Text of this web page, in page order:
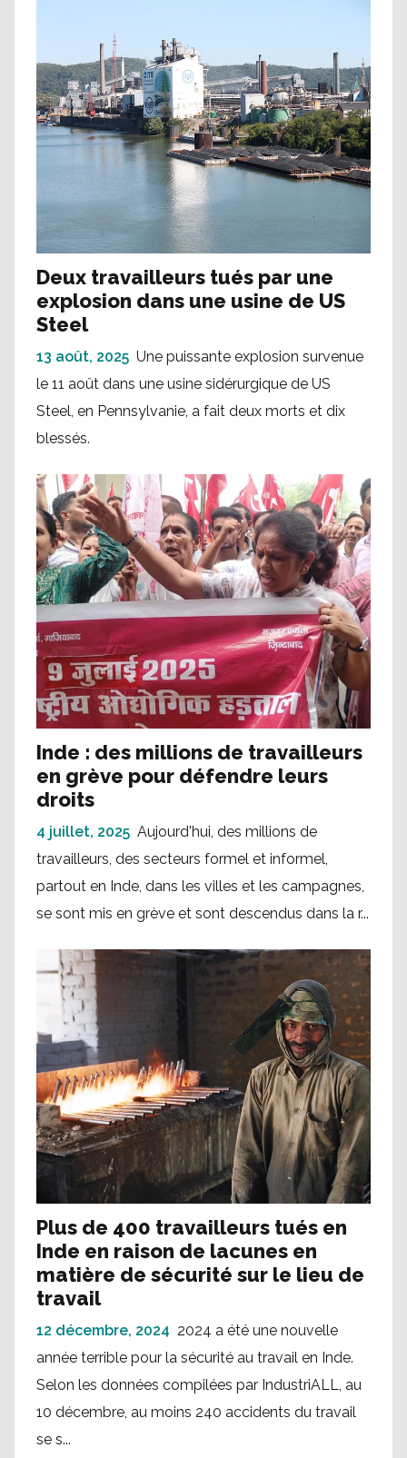
Deux travailleurs tués par une
explosion dans une usine de US
Steel
13 août, 2025 Une puissante explosion survenue
le 11 août dans une usine sidérurgique de US
Steel, en Pennsylvanie, a fait deux morts et dix
blessés.
Inde : des millions de travailleurs
en grève pour défendre leurs
droits
4 juillet, 2025 Aujourd'hui, des millions de
travailleurs, des secteurs formel et informel,
partout en Inde, dans les villes et les campagnes,
se sont mis en grève et sont descendus dans la r...
Plus de 400 travailleurs tués en
Inde en raison de lacunes en
matière de sécurité sur le lieu de
travail
12 décembre, 2024 2024 a été une nouvelle
année terrible pour la sécurité au travail en Inde.
Selon les données compilées par IndustriALL, au
10 décembre, au moins 240 accidents du travail
se s...